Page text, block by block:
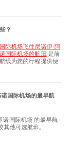
？
际机场飞往尼诺伊·阿
国际机场的航班是前
线为您的行程提供便
国际机场的最早航
他可选航班。